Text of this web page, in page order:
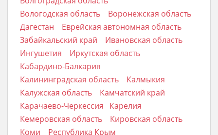
Вологодская область
Воронежская область
Дагестан
Еврейская автономная область
Забайкальский край
Ивановская область
Ингушетия
Иркутская область
Кабардино-Балкария
Калининградская область
Калмыкия
Калужская область
Камчатский край
Карачаево-Черкессия
Карелия
Кемеровская область
Кировская область
Коми
Республика Крым